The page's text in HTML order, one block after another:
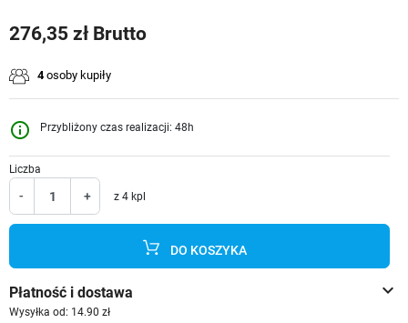
276,35 zł Brutto
4osoby kupiły
info_outline Przybliżony czas realizacji: 48h
Liczba
- + z 4 kpl
DO KOSZYKA
keyboard_arrow_down
Płatność i dostawa
Wysyłka od: 14.90 zł